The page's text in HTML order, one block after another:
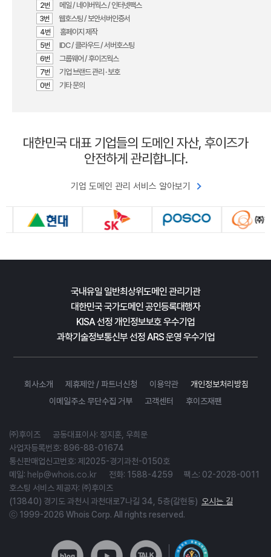
2번 메일 / 네이버웍스 / 인터넷팩스
3번 웹호스팅 / 보안서버인증서
4번 홈페이지 제작
5번 IDC / 클라우드 / 서버호스팅
6번 그룹웨어 / 후이즈웍스
7번 기업 브랜드 관리 · 보호
0번 기타 문의
대한민국 대표 기업들의 도메인 자산, 후이즈가
안전하게 관리합니다.
기업 도메인 관리 서비스 알아보기
국내유일 일반최상위도메인 관리기관
대한민국 국가도메인 공인등록대행자
KISA 선정 개인정보보호 우수기업
과학기술정보통신부 선정 ARS 운영 우수기업
회사소개 제휴제안 / 파트너신청 이용약관
개인정보처리방침
이메일주소 무단수집 거부
고객센터 후이즈재팬
㈜후이즈
공동대표이사: 정지훈, 우희문
사업자등록번호: 896-88-01674
통신판매업신고번호: 제2025-경기과천-0150호
메일: help@whois.co.kr
전화: 1588-4259 팩스: 02-2028-0011
호스팅 서비스 제공자: ㈜후이즈
(13840) 경기도 과천시 과천대로7나길 34, 5층(갈현동) 오시는 길
ⓒ 1999-2026 Whois Corp. All rights reserved.